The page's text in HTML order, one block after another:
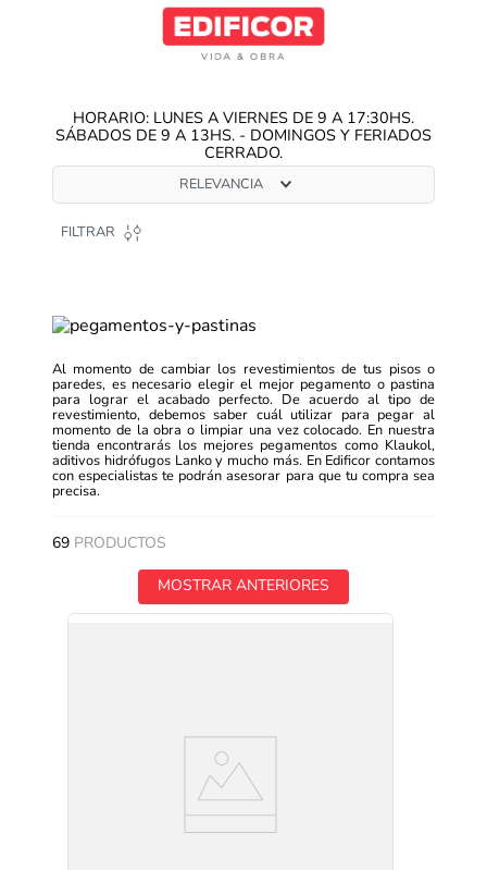
HORARIO: LUNES A VIERNES DE 9 A 17:30HS.
SÁBADOS DE 9 A 13HS. - DOMINGOS Y FERIADOS
CERRADO.
RELEVANCIA
FILTRAR
Al momento de cambiar los revestimientos de tus pisos o
paredes, es necesario elegir el mejor pegamento o pastina
para lograr el acabado perfecto. De acuerdo al tipo de
revestimiento, debemos saber cuál utilizar para pegar al
momento de la obra o limpiar una vez colocado. En nuestra
tienda encontrarás los mejores pegamentos como Klaukol,
aditivos hidrófugos Lanko y mucho más. En Edificor contamos
con especialistas te podrán asesorar para que tu compra sea
precisa.
69 PRODUCTOS
MOSTRAR ANTERIORES